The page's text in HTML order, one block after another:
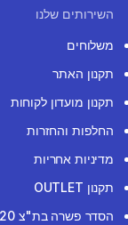
השירותים שלנו
משלוחים
תקנון האתר
תקנון מועדון לקוחות
החלפות והחזרות
מדיניות אחריות
תקנון OUTLET
הסדר פשרה בת"צ 18665-02-20